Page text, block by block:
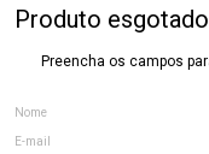
Produto esgotado
Preencha os campos